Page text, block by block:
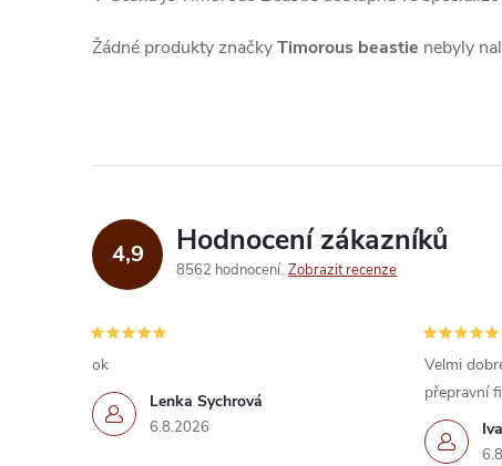
Žádné produkty značkyTimorous beastie nebyly
4,9 Hodnocení zákazníků
8562 hodnocení Zobrazit recenze
Lenka Sychrová
6.8.2026
ok
Velmi
přepravní